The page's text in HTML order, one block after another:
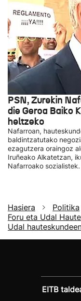
PSN, Zurekin
die Geroa Baiko
heltzeko
Nafarroan,
baldintzatutako
ezagutzera oraingoz
Iruñeako Alkatetzan,
Nafarroako sozialistek.
Hasiera Politika
Foru eta Udal
Udal
EITB